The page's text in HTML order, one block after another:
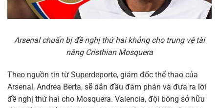
Arsenal chuẩn bị đề nghị thứ hai khủng cho trung vệ tài
năng Cristhian Mosquera
Theo nguồn tin từ Superdeporte, giám đốc thể thao của
Arsenal, Andrea Berta, sẽ dẫn đầu đàm phán và đưa ra lời
đề nghị thứ hai cho Mosquera. Valencia, đội bóng sở hữu